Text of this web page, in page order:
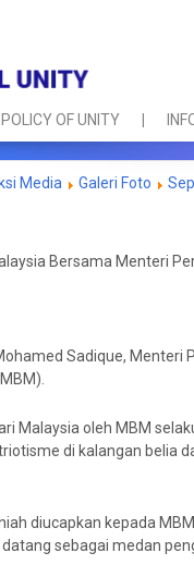
POLICY OF UNITY
Media Galeri Foto
Bersama Menteri
Sadique,
Malaysia oleh MBM
di kalangan
diucapkan kepada
sebagai medan